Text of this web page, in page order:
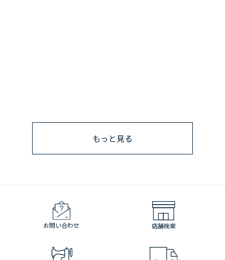
もっと見る
お問い合わせ 店舗検索